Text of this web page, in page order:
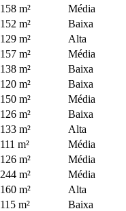
158 m²
Média
152 m²
Baixa
129 m²
Alta
157 m²
Média
138 m²
Baixa
120 m²
Baixa
150 m²
Média
126 m²
Baixa
133 m²
Alta
111 m²
Média
126 m²
Média
244 m²
Média
160 m²
Alta
115 m²
Baixa